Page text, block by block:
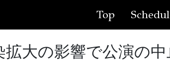
Top
大の影響で公演の